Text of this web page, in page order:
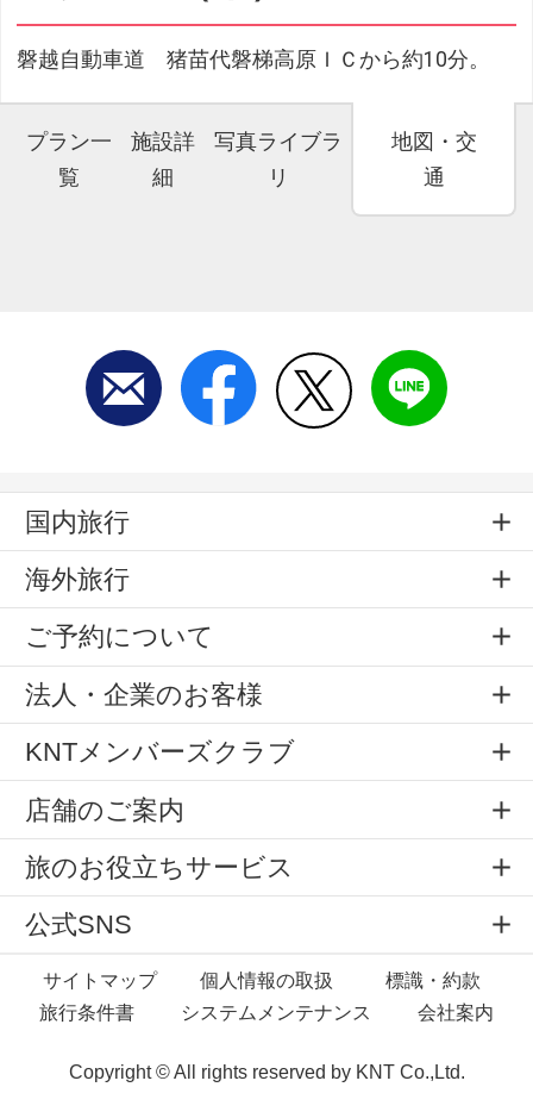
磐越自動車道 猪苗代磐梯高原ＩＣから約10分。
プラン一
覧
施設詳
細
写真ライブラ
リ
地図・交
通
国内旅行
海外旅行
ご予約について
法人・企業のお客様
KNTメンバーズクラブ
店舗のご案内
旅のお役立ちサービス
公式SNS
サイトマップ 個人情報の取扱
標識・約款
旅行条件書
システムメンテナンス 会社案内
Copyright © All rights reserved by KNT Co.,Ltd.